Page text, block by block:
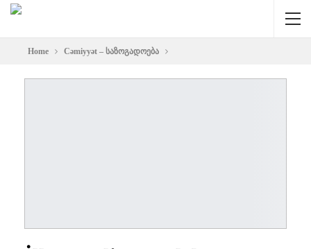
Home Cəmiyyət – საზოგადოება